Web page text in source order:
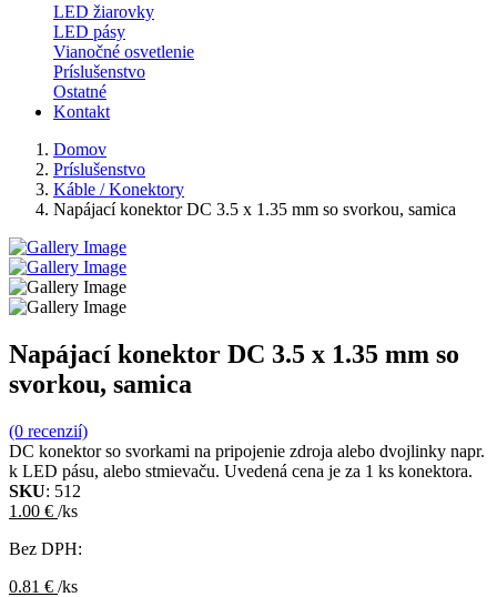
LED žiarovky
LED pásy
Vianočné osvetlenie
Príslušenstvo
Ostatné
Kontakt
Domov
Príslušenstvo
Káble / Konektory
Napájací konektor DC 3.5 x 1.35 mm so svorkou, samica
Napájací konektor DC 3.5 x 1.35 mm so
svorkou, samica
(0 recenzií)
DC konektor so svorkami na pripojenie zdroja alebo dvojlinky napr.
k LED pásu, alebo stmievaču. Uvedená cena je za 1 ks konektora.
SKU: 512
1.00 € /ks
Bez DPH:
0.81 € /ks